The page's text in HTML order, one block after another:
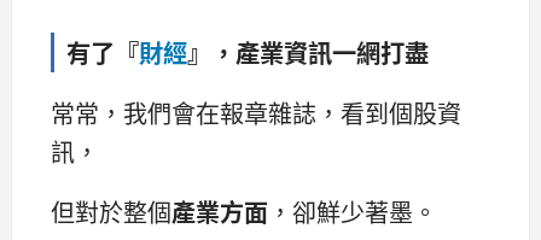
有了『財經』，產業資訊一網打盡
常常，我們會在報章雜誌，看到個股資
訊，
但對於整個產業方面 ，卻鮮少著墨。